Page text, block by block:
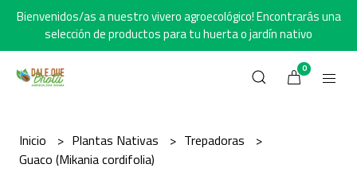
Bienvenidos/as a nuestro vivero agroecológico! Encontrarás una
selección de productos para tu huerta o jardín nativo
0
Inicio Plantas Nativas
Trepadoras
Guaco (Mikania cordifolia)